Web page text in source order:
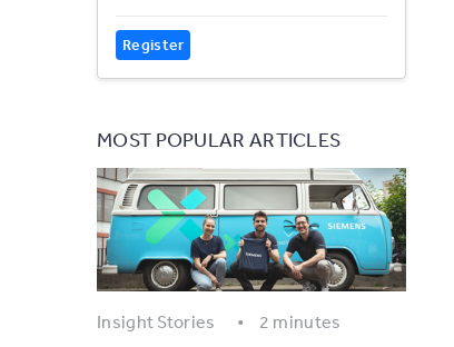
Register
MOST POPULAR ARTICLES
Insight Stories 2 minutes